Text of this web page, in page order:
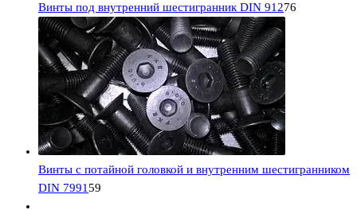
Винты под внутренний шестигранник DIN 91276
Винты с потайной головкой и внутренним шестигранником
DIN 799159